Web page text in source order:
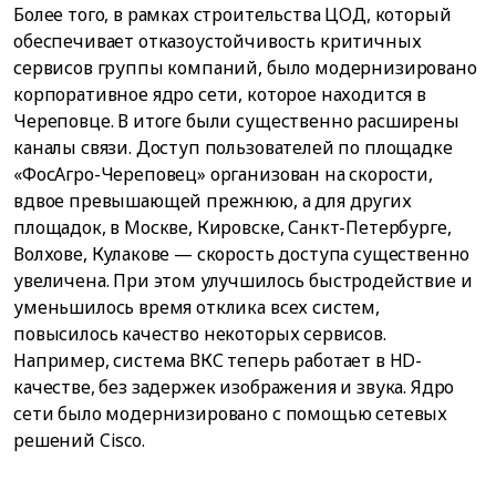
Более того, в рамках строительства ЦОД, который
обеспечивает отказоустойчивость критичных
сервисов группы компаний, было модернизировано
корпоративное ядро сети, которое находится в
Череповце. В итоге были существенно расширены
каналы связи. Доступ пользователей по площадке
«ФосАгро-Череповец» организован на скорости,
вдвое превышающей прежнюю, а для других
площадок, в Москве, Кировске, Санкт-Петербурге,
Волхове, Кулакове — скорость доступа существенно
увеличена. При этом улучшилось быстродействие и
уменьшилось время отклика всех систем,
повысилось качество некоторых сервисов.
Например, система ВКС теперь работает в HD-
качестве, без задержек изображения и звука. Ядро
сети было модернизировано с помощью сетевых
решений Cisco.